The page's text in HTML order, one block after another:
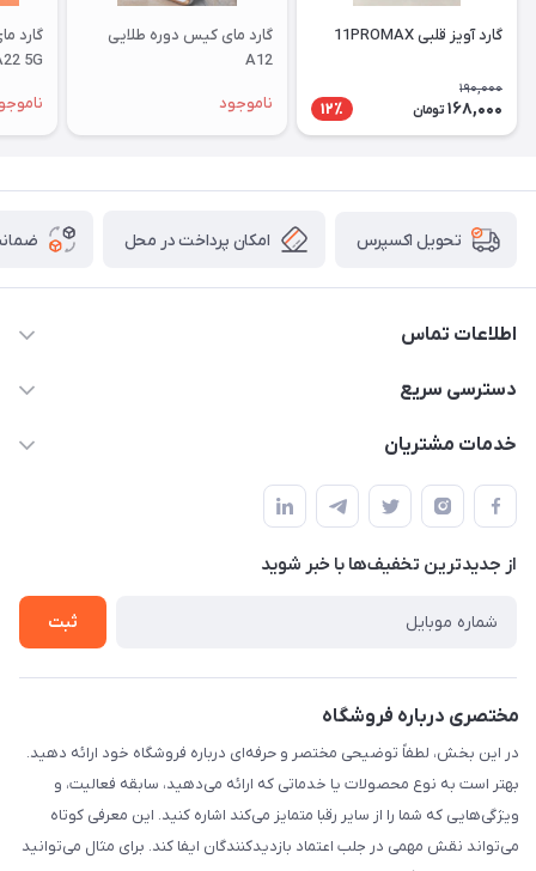
گارد آویز قلبی 11PROMAX
190,000
168,000 تومان 12٪
گارد مای کیس دوره طلایی
A12
ناموجود
گارد
5G
تحویل اکسپرس امکان پرداخت در محل
اطلاعات تماس
09332394024-09120346631
دسترسی سریع
حساب کاربری
لیست محصولات
درباره ما
خدمات مشتریان
قوانین و مقررات
حریم خصوصی
راهنما
از جدید‌ترین تخفیف‌ها با‌ خبر شوید
ثبت
مختصری درباره فروشگاه
در این بخش، لطفاً توضیحی مختصر و حرفه‌ای درباره فروشگاه خود ارائه دهید.
بهتر است به نوع محصولات یا خدماتی که ارائه می‌دهید، سابقه فعالیت، و
ویژگی‌هایی که شما را از سایر رقبا متمایز می‌کند اشاره کنید. این معرفی کوتاه
می‌تواند نقش مهمی در جلب اعتماد بازدیدکنندگان ایفا کند. برای مثال می‌توانید